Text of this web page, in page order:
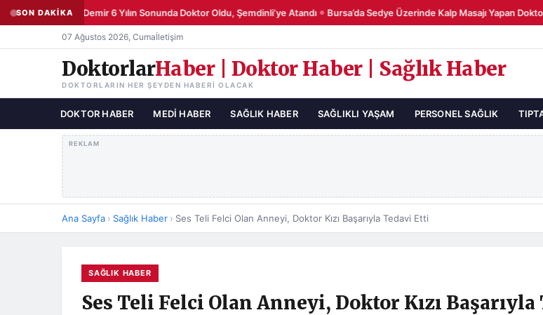
SON DAKİKA
Şemsettin Demir 6 Yılın Sonunda Doktor Oldu, Şemdinli’ye Atandı ● Bursa’da Sedye Üzerinde Kalp Masajı Yapan
07 Ağustos 2026, Cumaİletişim
DoktorlarHaber | Doktor Haber | Sağlık Haber
DOKTORLARIN HER ŞEYDEN HABERI OLACAK
DOKTOR HABER MEDI HABER SAĞLIK HABER SAĞLIKLI YAŞAM PERSONEL SAĞLIK
REKLAM
Ana Sayfa › Sağlık Haber › Ses Teli Felci Olan Anneyi, Doktor Kızı Başarıyla Tedavi Etti
SAĞLIK HABER
Ses Teli Felci Olan Anneyi, Doktor Kızı Başarıyla